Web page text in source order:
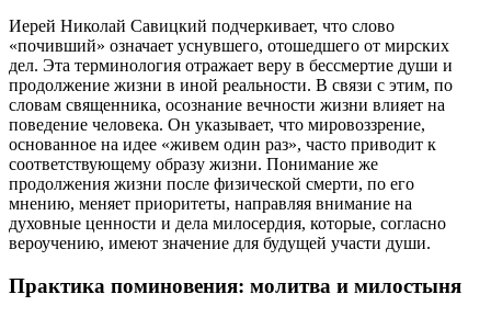
Иерей Николай Савицкий подчеркивает, что слово
«почивший» означает уснувшего, отошедшего от мирских
дел. Эта терминология отражает веру в бессмертие души и
продолжение жизни в иной реальности. В связи с этим, по
словам священника, осознание вечности жизни влияет на
поведение человека. Он указывает, что мировоззрение,
основанное на идее «живем один раз», часто приводит к
соответствующему образу жизни. Понимание же
продолжения жизни после физической смерти, по его
мнению, меняет приоритеты, направляя внимание на
духовные ценности и дела милосердия, которые, согласно
вероучению, имеют значение для будущей участи души.
Практика поминовения: молитва и милостыня